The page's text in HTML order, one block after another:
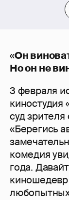
«Он
Но он не
3 февраля
киностудия
суд
«Берегись
комедия
года.
любопытных